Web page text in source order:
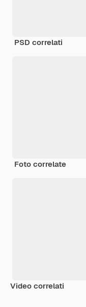
PSD correlati
Foto correlate
Video correlati